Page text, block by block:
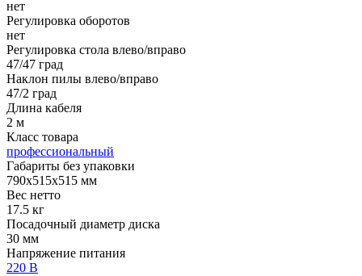
нет
Регулировка оборотов
нет
Регулировка стола влево/вправо
47/47 град
Наклон пилы влево/вправо
47/2 град
Длина кабеля
2 м
Класс товара
профессиональный
Габариты без упаковки
790x515x515 мм
Вес нетто
17.5 кг
Посадочный диаметр диска
30 мм
Напряжение питания
220 В